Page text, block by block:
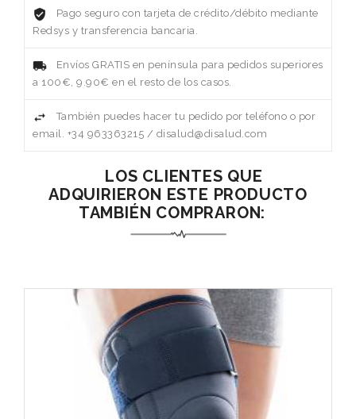
Pago seguro con tarjeta de crédito/débito mediante
Redsys y transferencia bancaria.
Envíos GRATIS en península para pedidos superiores
a 100€, 9.90€ en el resto de los casos.
También puedes hacer tu pedido por teléfono o por
email. +34 963363215 / disalud@disalud.com
LOS CLIENTES QUE
ADQUIRIERON ESTE PRODUCTO
TAMBIÉN COMPRARON: